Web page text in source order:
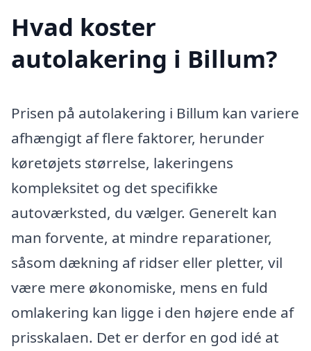
Hvad koster
autolakering i Billum?
Prisen på autolakering i Billum kan variere
afhængigt af flere faktorer, herunder
køretøjets størrelse, lakeringens
kompleksitet og det specifikke
autoværksted, du vælger. Generelt kan
man forvente, at mindre reparationer,
såsom dækning af ridser eller pletter, vil
være mere økonomiske, mens en fuld
omlakering kan ligge i den højere ende af
prisskalaen. Det er derfor en god idé at